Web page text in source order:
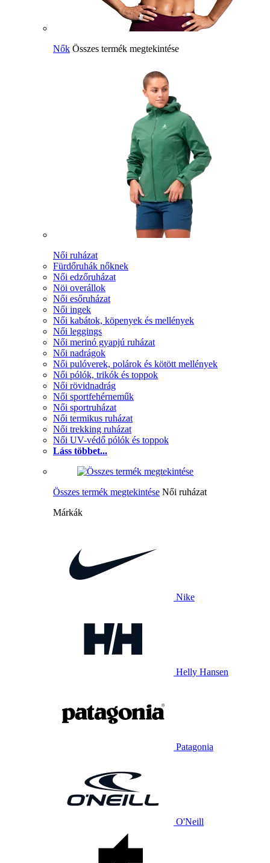
Nők Összes termék megtekintése
Női ruházat
Fürdőruhák nőknek
Női edzőruházat
Nöi overállok
Női esőruházat
Női ingek
Női kabátok, köpenyek és mellények
Női leggings
Női merinó gyapjú ruházat
Női nadrágok
Női pulóverek, polárok és kötött mellények
Női pólók, trikók és toppok
Női rövidnadrág
Női sportfehérneműk
Női sportruházat
Női termikus ruházat
Női trekking ruházat
Női UV-védő pólók és toppok
Láss többet...
Összes termék megtekintése Női ruházat
Márkák
Nike
Helly Hansen
Patagonia
O'Neill